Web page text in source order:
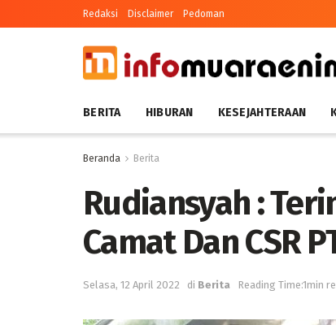
Redaksi Disclaimer Pedoman
BERITA HIBURAN KESEJAHTERAAN
Beranda Berita
Rudiansyah :
Camat Dan CSR
Selasa, 12 April 2022 di Berita Reading Time:1min